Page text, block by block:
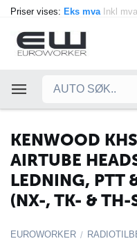
Priser vises: Eks mva Inkl mva
KENWOOD
AIRTUBE
LEDNING, PTT
(NX-, TK- & TH-
EUROWORKER /